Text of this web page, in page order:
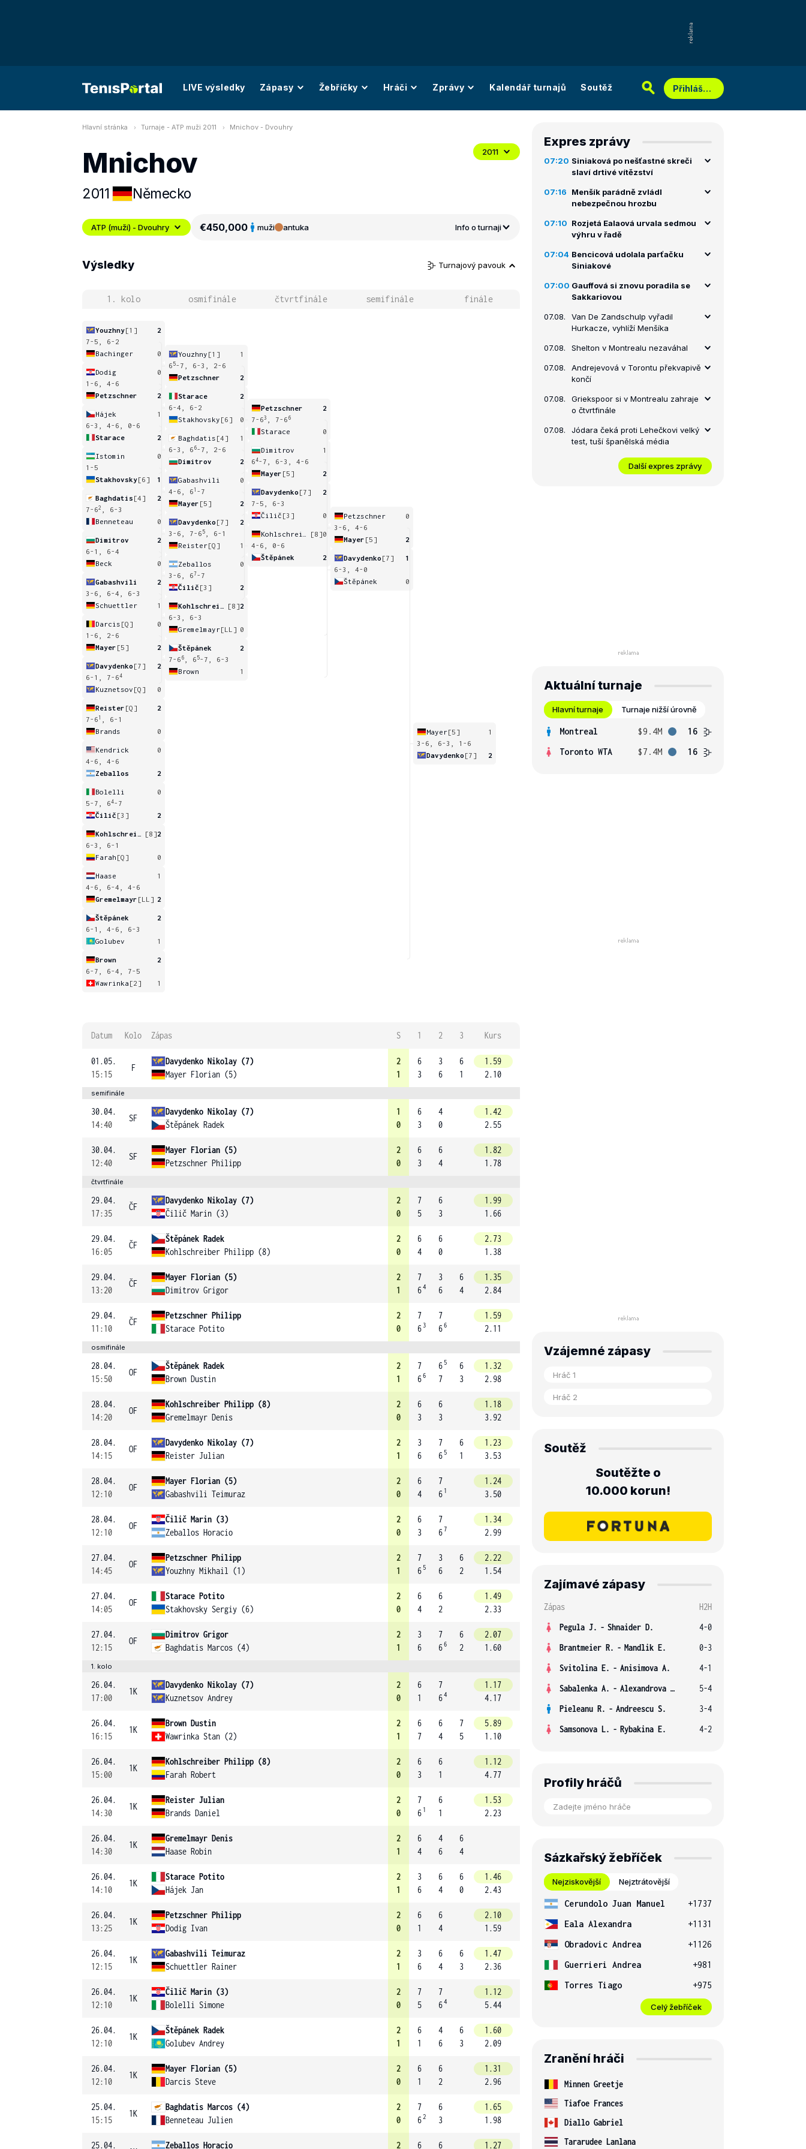
LIVE výsledky Zápasy Žebříčky Hráči Zprávy Kalendář turnajů Soutěž Přihlášení
Hlavní stránka Turnaje - ATP muži 2011 Mnichov - Dvouhry
Mnichov
2011 Německo
2011
ATP (muži) - Dvouhry €450,000 muži antuka Info o turnaji
Výsledky Turnajový pavouk
1. kolo osmifinále čtvrtfinále semifinále finále
Youzhny[1]
2
7-5, 6-2
Bachinger
0
Dodig
0
1-6, 4-6
Petzschner
2
Hájek
1
6-3, 4-6, 0-6
Starace
2
Istomin
0
1-5
Stakhovsky[6] 1
Baghdatis [4]
2
7-62
, 6-3
Benneteau
0
Dimitrov
2
6-1, 6-4
Beck
0
Gabashvili
2
3-6, 6-4, 6-3
Schuettler
1
Darcis [Q]
0
1-6, 2-6
Mayer [5] 2
Davydenko [7]
2
6-1, 7-64
Kuznetsov [Q] 0
Reister [Q]
2
7-6 1
, 6-1
Brands
0
Kendrick
0
4-6, 4-6
Zeballos
2
Bolelli
0
5-7, 64-7
Čilič [3] 2
[8]2
6-3, 6-1
Farah [Q] 0
Haase
1
4-6, 6-4, 4-6
Gremelmayr [LL] 2
Štěpánek
2
6-1, 4-6, 6-3
Golubev
1
Brown
2
6-7, 6-4, 7-5
Wawrinka [2] 1
Youzhny [1]
1
6 5-7, 6-3, 2-6
Petzschner
2
Starace
2
6-4, 6-2
Stakhovsky [6] 0
Baghdatis [4]
1
6-3, 6 6-7, 2-6
Dimitrov
2
Gabashvili
0
4-6, 6 1 -7
Mayer [5] 2
Davydenko [7]
2
3-6, 7-6 5
, 6-1
Reister[Q] 1
Zeballos
0
3-6, 67-7
Čilič [3] 2
[8]2
6-3, 6-3
Gremelmayr[LL] 0
Štěpánek
2
7-6 6 , 6 5-7, 6-3
Brown
1
Petzschner
2
7-63 , 7-6 6
Starace 0
Dimitrov
1
64-7, 6-3, 4-6
Mayer [5] 2
Davydenko [7]
2
7-5, 6-3
Čilič [3] 0
[8]0
4-6, 0-6
Štěpánek
2
Petzschner
0
3-6, 4-6
Mayer [5] 2
Davydenko [7]
1
6-3, 4-0
Štěpánek
0
Mayer[5]
1
3-6, 6-3, 1-6
Davydenko [7] 2
Datum Kolo Zápas S 1 2 3 Kurs
01.05.
15:15
F
Davydenko Nikolay (7)
Mayer Florian (5)
2
1
6
3
3
6
6
1
1.59
2.10
semifinále
30.04.
14:40
SF
Davydenko Nikolay (7)
Štěpánek Radek
1
0
6
3
4
0
1.42
2.55
30.04.
12:40
SF
Mayer Florian (5)
Petzschner Philipp
2
0
6
3
6
4
1.82
1.78
čtvrtfinále
29.04.
17:35
ČF
Davydenko Nikolay (7)
Čilič Marin (3)
2
0
7
5
6
3
1.99
1.66
29.04.
16:05
ČF
Štěpánek Radek
Kohlschreiber Philipp (8)
2
0
6
4
6
0
2.73
1.38
29.04.
13:20
ČF
Mayer Florian (5)
Dimitrov Grigor
2
1
7
64
3
6
6
4
1.35
2.84
29.04.
11:10
ČF
Petzschner Philipp
Starace Potito
2
0
7
6 3
7
66
1.59
2.11
osmifinále
28.04.
15:50
OF
Štěpánek Radek
Brown Dustin
2
1
7
66
6 5
7
6
3
1.32
2.98
28.04.
14:20
OF
Kohlschreiber Philipp (8)
Gremelmayr Denis
2
0
6
3
6
3
1.18
3.92
28.04.
14:15
OF
Davydenko Nikolay (7)
Reister Julian
2
1
3
6
7
6 5
6
1
1.23
3.53
28.04.
12:10
OF
Mayer Florian (5)
Gabashvili Teimuraz
2
0
6
4
7
6 1
1.24
3.50
28.04.
12:10
OF
Čilič Marin (3)
Zeballos Horacio
2
0
6
3
7
67
1.34
2.99
27.04.
14:45
OF
Petzschner Philipp
Youzhny Mikhail (1)
2
1
7
6 5
3
6
6
2
2.22
1.54
27.04.
14:05
OF
Starace Potito
Stakhovsky Sergiy (6)
2
0
6
4
6
2
1.49
2.33
27.04.
12:15
OF
Dimitrov Grigor
Baghdatis Marcos (4)
2
1
3
6
7
66
6
2
2.07
1.60
1. kolo
26.04.
17:00
1K
Davydenko Nikolay (7)
Kuznetsov Andrey
2
0
6
1
7
64
1.17
4.17
26.04.
16:15
1K
Brown Dustin
Wawrinka Stan (2)
2
1
6
7
6
4
7
5
5.89
1.10
26.04.
15:00
1K
Kohlschreiber Philipp (8)
Farah Robert
2
0
6
3
6
1
1.12
4.77
26.04.
14:30
1K
Reister Julian
Brands Daniel
2
0
7
6 1
6
1
1.53
2.23
26.04.
14:30
1K
Gremelmayr Denis
Haase Robin
2
1
6
4
4
6
6
4
26.04.
14:10
1K
Starace Potito
Hájek Jan
2
1
3
6
6
4
6
0
1.46
2.43
26.04.
13:25
1K
Petzschner Philipp
Dodig Ivan
2
0
6
1
6
4
2.10
1.59
26.04.
12:15
1K
Gabashvili Teimuraz
Schuettler Rainer
2
1
3
6
6
4
6
3
1.47
2.36
26.04.
12:10
1K
Čilič Marin (3)
Bolelli Simone
2
0
7
5
7
64
1.12
5.44
26.04.
12:10
1K
Štěpánek Radek
Golubev Andrey
2
1
6
1
4
6
6
3
1.60
2.09
26.04.
12:10
1K
Mayer Florian (5)
Darcis Steve
2
0
6
1
6
2
1.31
2.96
25.04.
15:15
1K
Baghdatis Marcos (4)
Benneteau Julien
2
0
7
62
6
3
1.65
1.98
25.04. Zeballos Horacio 2 6 6 1.27
Expres zprávy
07:20 Siniaková po nešťastné skreči
slaví drtivé vítězství
07:16
Menšík parádně zvládl
nebezpečnou hrozbu
07:10 Rozjetá Ealaová urvala sedmou
výhru v řadě
07:04 Bencicová udolala parťačku
Siniakové
07:00 Gauffová si znovu poradila se
Sakkariovou
07.08.
Van De Zandschulp vyřadil
Hurkacze, vyhlíží Menšíka
07.08. Shelton v Montrealu nezaváhal
07.08.
Andrejevová v Torontu překvapivě
končí
07.08.
Griekspoor si v Montrealu zahraje
o čtvrtfinále
07.08.
Jódara čeká proti Lehečkovi velký
test, tuší španělská média
Další expres zprávy
Aktuální turnaje
Hlavní turnaje Turnaje nižší úrovně
Montreal $9.4M
16
Toronto WTA
$7.4M 16
Vzájemné zápasy
Soutěž
Soutěžte o
10.000 korun!
Zajímavé zápasy
Zápas
H2H
Pegula J. - Shnaider D.
4-0
Brantmeier R. - Mandlik E.
0-3
Svitolina E. - Anisimova A.
4-1
Sabalenka A. - Alexandrova E.
5-4
Pieleanu R. - Andreescu S.
3-4
Samsonova L. - Rybakina E. 4-2
Profily hráčů
Sázkařský žebříček
Nejziskovější Nejztrátovější
Cerundolo Juan Manuel
+1737
Eala Alexandra
+1131
Obradovic Andrea
+1126
Guerrieri Andrea
+981
Torres Tiago
+975
Celý žebříček
Zranění hráči
Minnen Greetje
Tiafoe Frances
Diallo Gabriel
Tararudee Lanlana